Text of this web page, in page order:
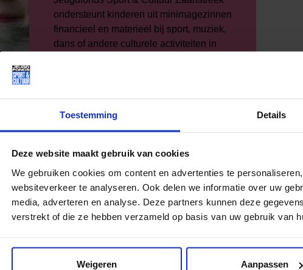
Toestemming Details
Deze website maakt gebruik van cookies
We gebruiken cookies om content en advertenties te
websiteverkeer te analyseren. Ook delen we informatie over uw
media, adverteren en analyse. Deze partners kunnen deze
verstrekt of die ze hebben verzameld op basis van uw gebruik van
Weigeren Aanpassen
ondersteunt kinderen uit minimagezinnen
financieel en materieel bij sport, muziek,
dans of andere culturele activiteiten in
JE DAT IN